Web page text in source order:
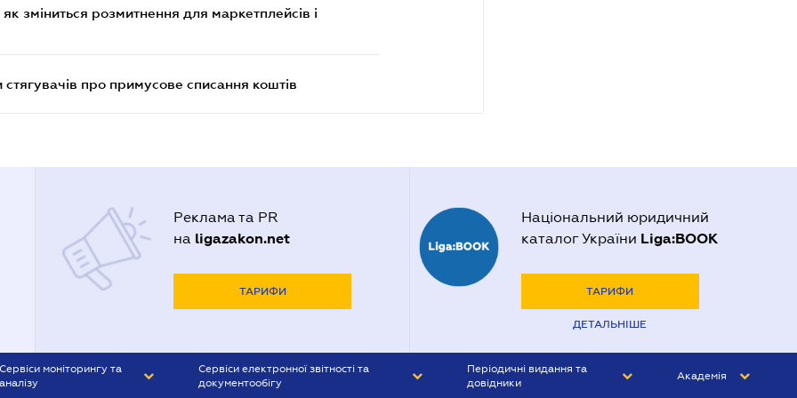
зміниться розмитнення для маркетплейсів і
про примусове списання коштів
Реклама та PR
на ligazakon.net
ТАРИФИ
Національний юридичний
каталог України Liga:BOOK
ТАРИФИ
ДЕТАЛЬНІШЕ
Сервіси моніторингу та
аналізу
Сервіси електронної звітності та
документообігу
Періодичні видання та
довідники
Академія